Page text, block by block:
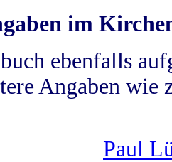
im
ebenfalls
Angaben wie
Paul